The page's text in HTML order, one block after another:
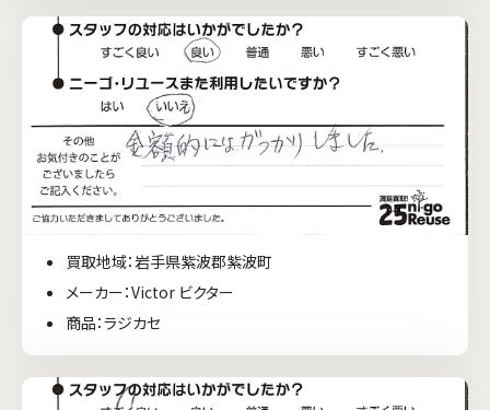
買取地域：岩手県紫波郡紫波町
メーカー：Victor ビクター
商品：ラジカセ